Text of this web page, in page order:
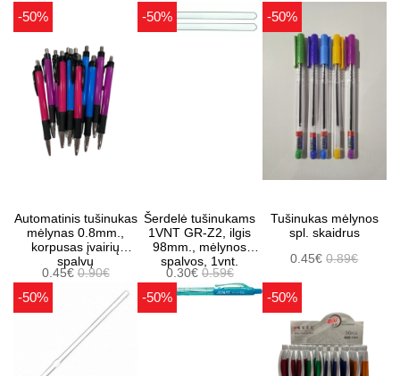
-50%
Automatinis tušinukas
mėlynas 0.8mm.,
korpusas įvairių
spalvų
0.45€0.90€
-50%
Šerdelė tušinukams
1VNT GR-Z2, ilgis
98mm., mėlynos
spalvos, 1vnt.
0.30€ 0.59€
-50%
Tušinukas mėlynos
spl. skaidrus
0.45€0.89€
-50% -50% -50%